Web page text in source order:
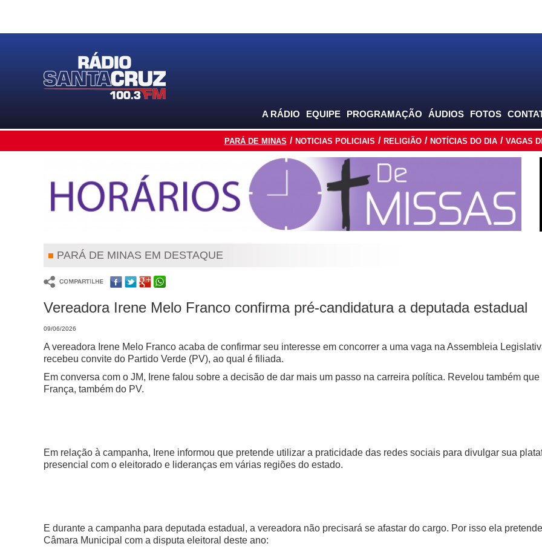
A RÁDIO EQUIPE PROGRAMAÇÃO ÁUDIOS FOTOS
PARÁ DE MINAS NOTICIAS POLICIAIS RELIGIÃO NOTÍCIAS DO DIA VAGAS
PARÁ DE MINAS EM DESTAQUE
Vereadora Irene Melo Franco confirma pré-candidatura a deputada estadual
09/06/2026
A vereadora Irene Melo Franco acaba de confirmar seu interesse em concorrer a uma vaga na Assembleia
recebeu convite do Partido Verde (PV), ao qual é filiada.
Em conversa com o JM, Irene falou sobre a decisão de dar mais um passo na carreira política. Revelou também
França, também do PV.
Em relação à campanha, Irene informou que pretende utilizar a praticidade das redes sociais para divulgar sua
presencial com o eleitorado e lideranças em várias regiões do estado.
E durante a campanha para deputada estadual, a vereadora não precisará se afastar do cargo. Por isso ela
Câmara Municipal com a disputa eleitoral deste ano: